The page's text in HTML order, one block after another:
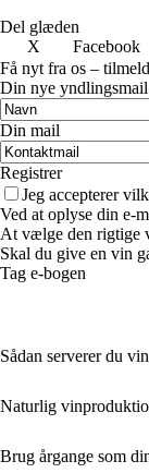
Del glæden
X
Facebook
Få nyt fra os –
Din nye
Din mail
Registrer
Jeg accepterer
Ved at oplyse din e-
At vælge den rigtige
Skal du give en vin
Tag e-bogen
Sådan serverer du
Naturlig
Brug årgange som